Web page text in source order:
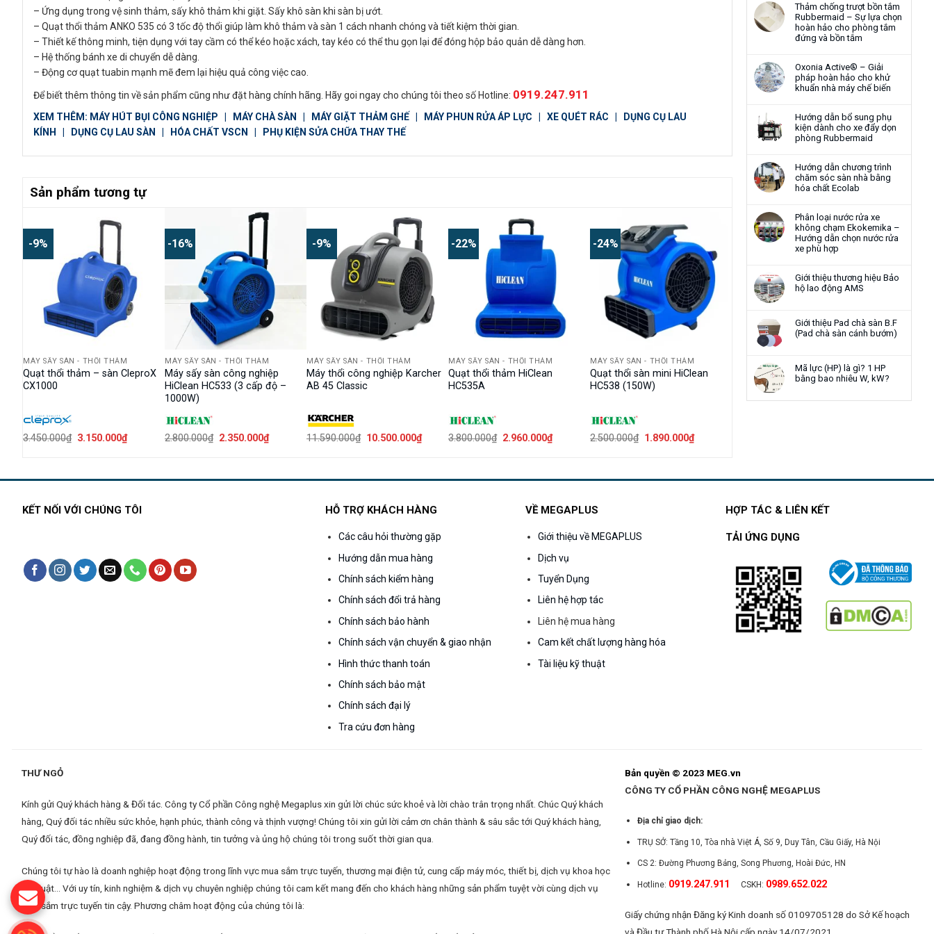
Thảm chống trượt bồn tắm
Rubbermaid – Sự lựa chọn
hoàn hảo cho phòng tắm
đứng và bồn tắm
Oxonia Active® – Giải
pháp hoàn hảo cho khử
khuẩn nhà máy chế biến
Hướng dẫn bổ sung phụ
kiện dành cho xe đẩy dọn
phòng Rubbermaid
Hướng dẫn chương trình
chăm sóc sàn nhà bằng
hóa chất Ecolab
Phân loại nước rửa xe
không chạm Ekokemika –
Hướng dẫn chọn nước rửa
xe phù hợp
Giới thiệu thương hiệu Bảo
hộ lao động AMS
Giới thiệu Pad chà sàn B.F
(Pad chà sàn cánh bướm)
Mã lực (HP) là gì? 1 HP
bằng bao nhiêu W, kW?
– Ứng dụng trong vệ sinh thảm, sấy khô thảm khi giặt. Sấy khô sàn khi sàn bị ướt.
– Quạt thổi thảm ANKO 535 có 3 tốc độ thổi giúp làm khô thảm và sàn 1 cách nhanh chóng và tiết kiệm thời gian.
– Thiết kế thông minh, tiện dụng với tay cầm có thể kéo hoặc xách, tay kéo có thể thu gọn lại để đóng hộp bảo quản dễ dàng hơn.
– Hệ thống bánh xe di chuyển dễ dàng.
– Động cơ quạt tuabin mạnh mẽ đem lại hiệu quả công việc cao.
Để biết thêm thông tin về sản phẩm cũng như đặt hàng chính hãng. Hãy goi ngay cho chúng tôi theo số Hotline: 0919.247.911
XEM THÊM: MÁY HÚT BỤI CÔNG NGHIỆP MÁY CHÀ SÀN MÁY GIẶT THẢM GHẾ MÁY PHUN RỬA ÁP LỰC XE QUÉT RÁC
DỤNG CỤ LAU
KÍNH
DỤNG CỤ LAU SÀN HÓA CHẤT VSCN PHỤ KIỆN SỬA CHỮA THAY THẾ
Sản phẩm tương tự
-9%
MÁY SẤY SÀN - THỔI THẢM
Quạt thổi thảm – sàn CleproX
CX1000
3.450.000₫ Giá
3.150.000₫Giá
hiện
3.150.000₫.
-16%
MÁY SẤY SÀN - THỔI THẢM
Máy sấy sàn công nghiệp
HiClean HC533 (3 cấp độ –
1000W)
2.800.000₫ Giá
2.350.000₫Giá
hiện
2.350.000₫.
-9%
MÁY SẤY SÀN - THỔI THẢM
Máy thổi công nghiệp Karcher
AB 45 Classic
11.590.000₫ Giá
10.500.000₫Giá
hiện
10.500.000₫.
-22%
MÁY SẤY SÀN - THỔI THẢM
Quạt thổi thảm HiClean
HC535A
3.800.000₫ Giá
2.960.000₫Giá
hiện
2.960.000₫.
-24%
MÁY SẤY SÀN - THỔI THẢM
Quạt thổi sàn mini HiClean
HC538 (150W)
2.500.000₫ Giá
1.890.000₫Giá
hiện
1.890.000₫.
KẾT NỐI VỚI CHÚNG TÔI HỖ TRỢ KHÁCH HÀNG
Các câu hỏi thường gặp
Hướng dẫn mua hàng
Chính sách kiểm hàng
Chính sách đổi trả hàng
Chính sách bảo hành
Chính sách vận chuyển & giao nhận
Hình thức thanh toán
Chính sách bảo mật
Chính sách đại lý
Tra cứu đơn hàng
VỀ MEGAPLUS
Giới thiệu về MEGAPLUS
Dịch vụ
Tuyển Dụng
Liên hệ hợp tác
Liên hệ mua hàng
Cam kết chất lượng hàng hóa
Tài liệu kỹ thuật
HỢP TÁC & LIÊN KẾT
TẢI ỨNG DỤNG
THƯ NGỎ
Kính gửi Quý khách hàng & Đối tác. Công ty Cổ phần Công nghệ Megaplus xin gửi lời chúc sức khoẻ và lời chào trân trọng nhất. Chúc Quý khách
hàng, Quý đối tác nhiều sức khỏe, hạnh phúc, thành công và thịnh vượng!Chúng tôi xin gửi lời cảm ơn chân thành & sâu sắc tới Quý khách hàng,
Quý đối tác, đồng nghiệp đã, đang đồng hành, tin tưởng và ủng hộ chúng tôi trong suốt thời gian qua.
Chúng tôi tự hào là doanh nghiệp hoạt động trong lĩnh vực mua sắm trực tuyến, thương mại điện tử, cung cấp máy móc, thiết bị, dịch vụ khoa học
kỹ thuật... Với uy tín, kinh nghiệm & dịch vụ chuyên nghiệp chúng tôi cam kết mang đến cho khách hàng những sản phẩm tuyệt vời cùng dịch vụ
mua sắm trực tuyến tin cậy. Phương châm hoạt động của chúng tôi là:
Bản quyền © 2023 MEG.vn
CÔNG TY CỔ PHẦN CÔNG NGHỆ MEGAPLUS
Địa chỉ giao dịch:
TRỤ SỞ: Tầng 10, Tòa nhà Việt Á, Số 9, Duy Tân, Cầu Giấy, Hà Nội
CS 2: Đường Phương Bảng, Song Phương, Hoài Đức, HN
Hotline: 0919.247.911CSKH: 0989.652.022
Giấy chứng nhận Đăng ký Kinh doanh số 0109705128 do Sở Kế hoạch